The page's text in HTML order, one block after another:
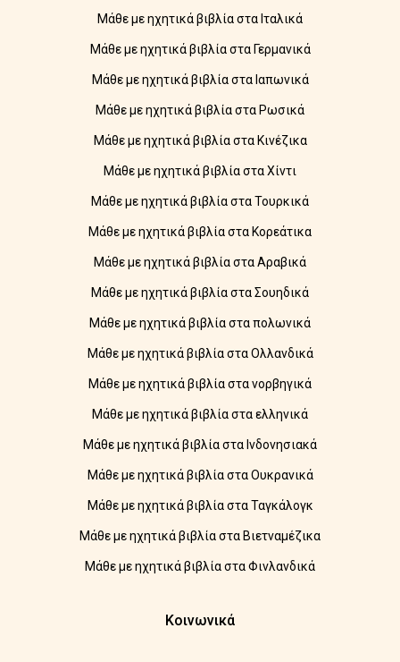
Μάθε με ηχητικά βιβλία στα Ιταλικά
Μάθε με ηχητικά βιβλία στα Γερμανικά
Μάθε με ηχητικά βιβλία στα Ιαπωνικά
Μάθε με ηχητικά βιβλία στα Ρωσικά
Μάθε με ηχητικά βιβλία στα Κινέζικα
Μάθε με ηχητικά βιβλία στα Χίντι
Μάθε με ηχητικά βιβλία στα Τουρκικά
Μάθε με ηχητικά βιβλία στα Κορεάτικα
Μάθε με ηχητικά βιβλία στα Αραβικά
Μάθε με ηχητικά βιβλία στα Σουηδικά
Μάθε με ηχητικά βιβλία στα πολωνικά
Μάθε με ηχητικά βιβλία στα Ολλανδικά
Μάθε με ηχητικά βιβλία στα νορβηγικά
Μάθε με ηχητικά βιβλία στα ελληνικά
Μάθε με ηχητικά βιβλία στα Ινδονησιακά
Μάθε με ηχητικά βιβλία στα Ουκρανικά
Μάθε με ηχητικά βιβλία στα Ταγκάλογκ
Μάθε με ηχητικά βιβλία στα Βιετναμέζικα
Μάθε με ηχητικά βιβλία στα Φινλανδικά
Κοινωνικά